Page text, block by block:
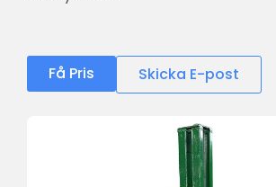
Få Pris Skicka E-post